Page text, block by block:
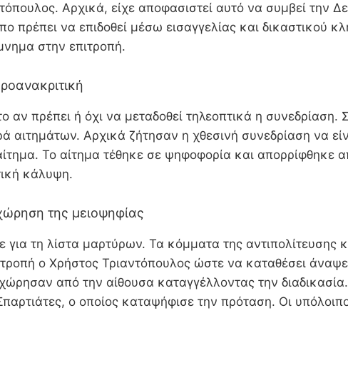
Αρχικά, είχε αποφασιστεί αυτό να συμβεί την
πρέπει να επιδοθεί μέσω εισαγγελίας και δικαστικού
στην επιτροπή.
αν πρέπει ή όχι να μεταδοθεί τηλεοπτικά η
αιτημάτων. Αρχικά ζήτησαν η χθεσινή συνεδρίαση να
Το αίτημα τέθηκε σε ψηφοφορία και απορρίφθηκε
κάλυψη.
της μειοψηφίας
τη λίστα μαρτύρων. Τα κόμματα της αντιπολίτευσης
ο Χρήστος Τριαντόπουλος ώστε να καταθέσει
από την αίθουσα καταγγέλλοντας την
ο οποίος καταψήφισε την πρόταση. Οι